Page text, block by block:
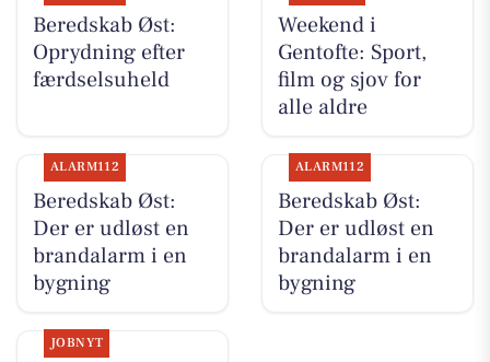
Beredskab Øst:
Oprydning efter
færdselsuheld
Weekend i
Gentofte: Sport,
film og sjov for
alle aldre
ALARM112
Beredskab Øst:
Der er udløst en
brandalarm i en
bygning
ALARM112
Beredskab Øst:
Der er udløst en
brandalarm i en
bygning
JOBNYT